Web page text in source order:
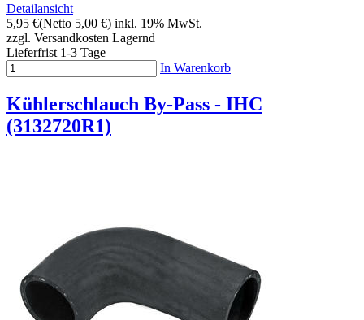
Detailansicht
5,95 €(Netto 5,00 €) inkl. 19% MwSt.
zzgl. Versandkosten Lagernd
Lieferfrist 1-3 Tage
In Warenkorb
Kühlerschlauch By-Pass - IHC
(3132720R1)